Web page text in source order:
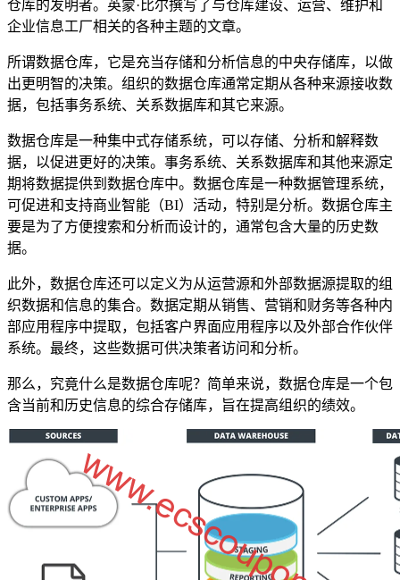
仓库的发明者。英蒙·比尔撰写了与仓库建设、运营、维护和
企业信息工厂相关的各种主题的文章。
所谓数据仓库，它是充当存储和分析信息的中央存储库，以做
出更明智的决策。组织的数据仓库通常定期从各种来源接收数
据，包括事务系统、关系数据库和其它来源。
数据仓库是一种集中式存储系统，可以存储、分析和解释数
据，以促进更好的决策。事务系统、关系数据库和其他来源定
期将数据提供到数据仓库中。数据仓库是一种数据管理系统，
可促进和支持商业智能（BI）活动，特别是分析。数据仓库主
要是为了方便搜索和分析而设计的，通常包含大量的历史数
据。
此外，数据仓库还可以定义为从运营源和外部数据源提取的组
织数据和信息的集合。数据定期从销售、营销和财务等各种内
部应用程序中提取，包括客户界面应用程序以及外部合作伙伴
系统。最终，这些数据可供决策者访问和分析。
那么，究竟什么是数据仓库呢？简单来说，数据仓库是一个包
含当前和历史信息的综合存储库，旨在提高组织的绩效。